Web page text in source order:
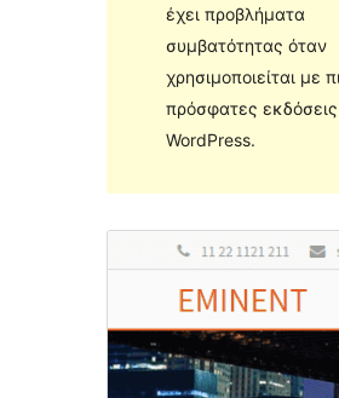
έχει προβλήματα
συμβατότητας όταν
χρησιμοποιείται με
πρόσφατες
WordPress.